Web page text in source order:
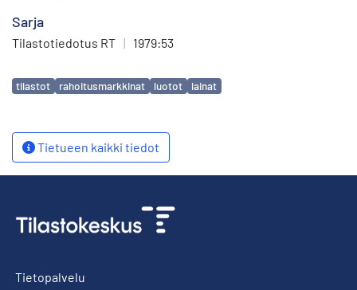
Sarja
Tilastotiedotus RT | 1979:53
Avainsanat
tilastot rahoitusmarkkinat luotot lainat
Tietueen kaikki tiedot
Tietopalvelu